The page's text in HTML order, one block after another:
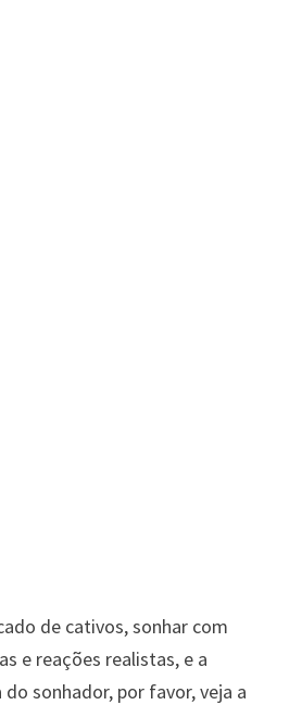
de cativos, sonhar com
e reações realistas, e a
sonhador, por favor, veja a